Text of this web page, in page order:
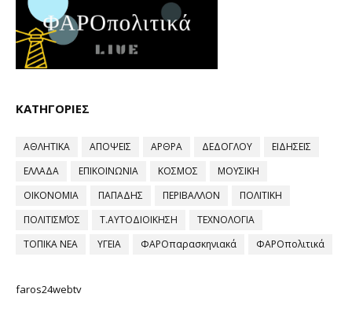
ΚΑΤΗΓΟΡΙΕΣ
ΑΘΛΗΤΙΚΑ ΑΠΟΨΕΙΣ ΑΡΘΡΑ ΔΕΔΟΓΛΟΥ
ΕΙΔΗΣΕΙΣ
ΕΛΛΑΔΑ
ΕΠΙΚΟΙΝΩΝΙΑ ΚΟΣΜΟΣ
ΜΟΥΣΙΚΗ
ΟΙΚΟΝΟΜΙΑ
ΠΑΠΑΔΗΣ ΠΕΡΙΒΑΛΛΟΝ
ΠΟΛΙΤΙΚΗ
ΠΟΛΙΤΙΣΜΌΣ
Τ.ΑΥΤΟΔΙΟΙΚΗΣΗ
ΤΕΧΝΟΛΟΓΙΑ
ΤΟΠΙΚΑ ΝΕΑ
ΥΓΕΙΑ ΦΑΡΟπαρασκηνιακά ΦΑΡΟπολιτικά
faros24webtv